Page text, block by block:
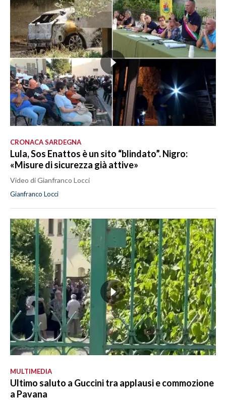
CRONACA SARDEGNA
Lula, Sos Enattos è un sito “blindato”. Nigro:
«Misure di sicurezza già attive»
Video di Gianfranco Locci
Gianfranco Locci
MULTIMEDIA
Ultimo saluto a Guccini tra applausi e commozione
a Pavana